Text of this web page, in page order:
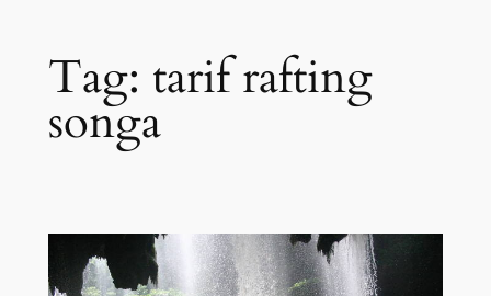
Tag: tarif rafting
songa